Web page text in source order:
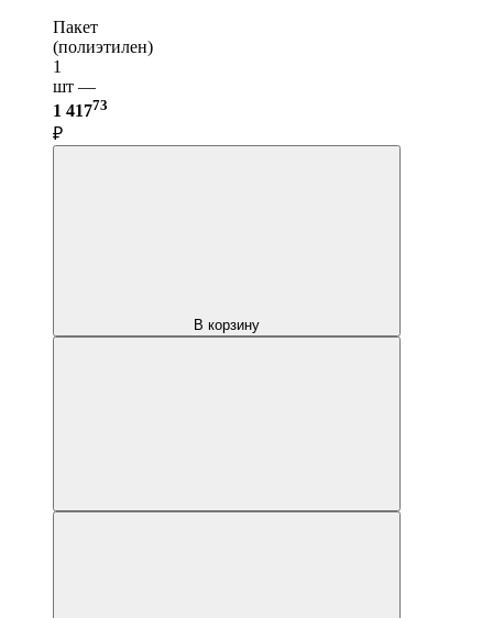
Пакет
(полиэтилен)
1
шт —
1 41773
₽
В корзину